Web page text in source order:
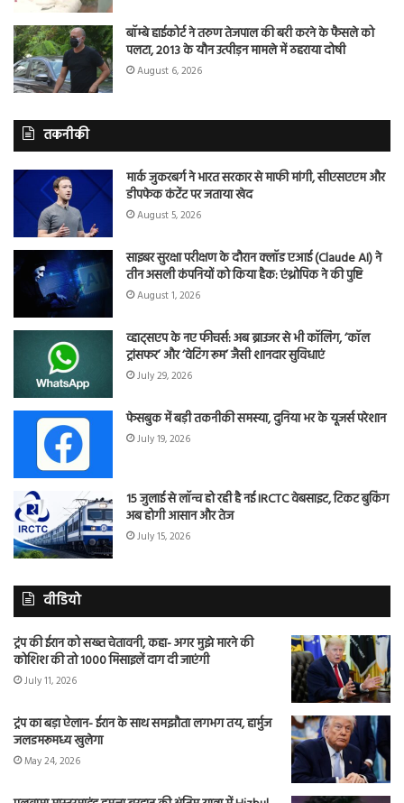
बॉम्बे हाईकोर्ट ने तरुण तेजपाल की बरी करने के फैसले को
पलटा, 2013 के यौन उत्पीड़न मामले में ठहराया दोषी
August 6, 2026
तकनीकी
मार्क जुकरबर्ग ने भारत सरकार से माफी मांगी, सीएसएएम और
डीपफेक कंटेंट पर जताया खेद
August 5, 2026
साइबर सुरक्षा परीक्षण के दौरान क्लॉड एआई (Claude AI) ने
तीन असली कंपनियों को किया हैक: एंथ्रोपिक ने की पुष्टि
August 1, 2026
व्हाट्सएप के नए फीचर्स: अब ब्राउजर से भी कॉलिंग, ‘कॉल
ट्रांसफर’ और ‘वेटिंग रूम’ जैसी शानदार सुविधाएं
July 29, 2026
फेसबुक में बड़ी तकनीकी समस्या, दुनिया भर के यूजर्स परेशान
July 19, 2026
15 जुलाई से लॉन्च हो रही है नई IRCTC वेबसाइट, टिकट बुकिंग
अब होगी आसान और तेज
July 15, 2026
वीडियो
ट्रंप की ईरान को सख्त चेतावनी, कहा- अगर मुझे मारने की
कोशिश की तो 1000 मिसाइलें दाग दी जाएंगी
July 11, 2026
ट्रंप का बड़ा ऐलान- ईरान के साथ समझौता लगभग तय, हार्मुज
जलडमरूमध्य खुलेगा
May 24, 2026